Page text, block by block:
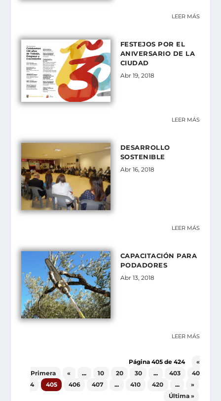
LEER MÁS
FESTEJOS POR EL
ANIVERSARIO DE LA
CIUDAD
Abr 19, 2018
LEER MÁS
DESARROLLO
SOSTENIBLE
Abr 16, 2018
LEER MÁS
CAPACITACIÓN PARA
PODADORES
Abr 13, 2018
LEER MÁS
Página 405 de 424
«
Primera
« ... 10 20 30 ... 403
40
4
405 406 407 ... 410 420 ...
»
Última »